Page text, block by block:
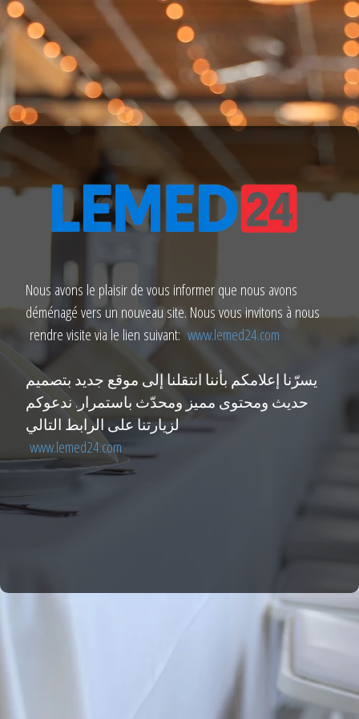
Nous avons le plaisir de vous informer que nous avons
déménagé vers un nouveau site. Nous vous invitons à nous
rendre visite via le lien suivant:www.lemed24.com
يسرّنا إعلامكم بأننا انتقلنا إلى موقع جديد بتصميم
حديث ومحتوى مميز ومحدّث باستمرار. ندعوكم
لزيارتنا على الرابط التالي